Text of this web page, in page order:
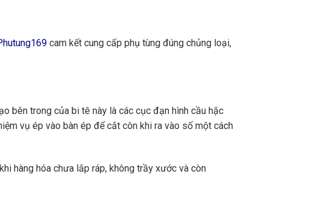
cam kết cung cấp phụ tùng đúng chủng loại,
bên trong của bi tê này là các cục đạn hình cầu hặc
vụ ép vào bàn ép để cắt côn khi ra vào số một cách
hàng hóa chưa lắp ráp, không trầy xước và còn